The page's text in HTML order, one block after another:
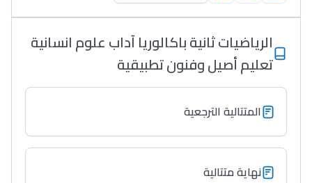
الرياضيات ثانية باكالوريا آداب علوم انسانية
تعليم أصيل وفنون تطبيقية
المتتالية الترجعية
نهاية متتالية